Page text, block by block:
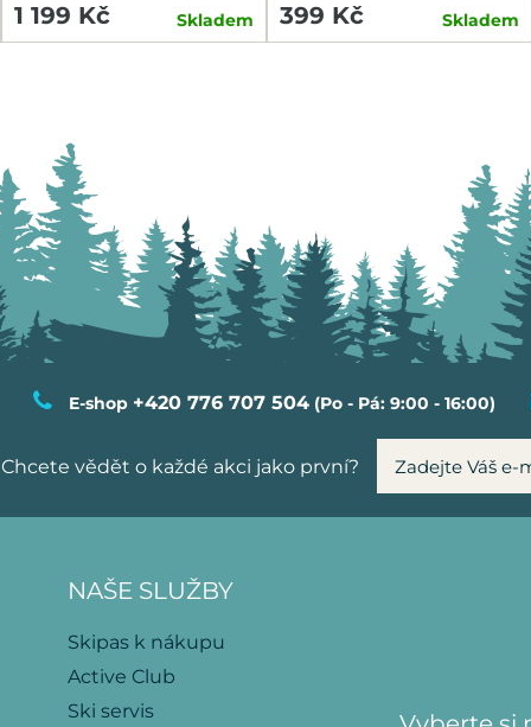
1 199 Kč Skladem 399 Kč Skladem
E-shop +420 776 707 504(Po - Pá: 9:00 - 16:00)
Chcete vědět o každé akci jako první?
NAŠE SLUŽBY
Skipas k nákupu
Active Club
Ski servis